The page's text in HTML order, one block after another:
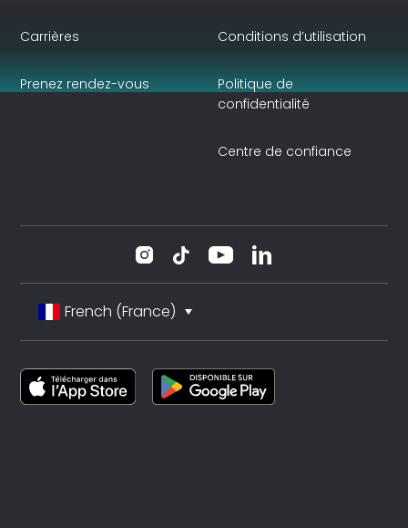
Carrières
Prenez rendez-vous
Conditions d’utilisation
Politique de
confidentialité
Centre de confiance
French (France)